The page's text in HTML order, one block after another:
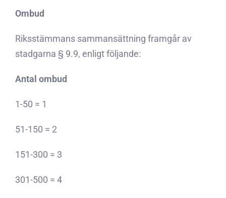
Ombud
Riksstämmans sammansättning framgår av
stadgarna § 9.9, enligt följande:
Antal ombud
1-50 = 1
51-150 = 2
151-300 = 3
301-500 = 4